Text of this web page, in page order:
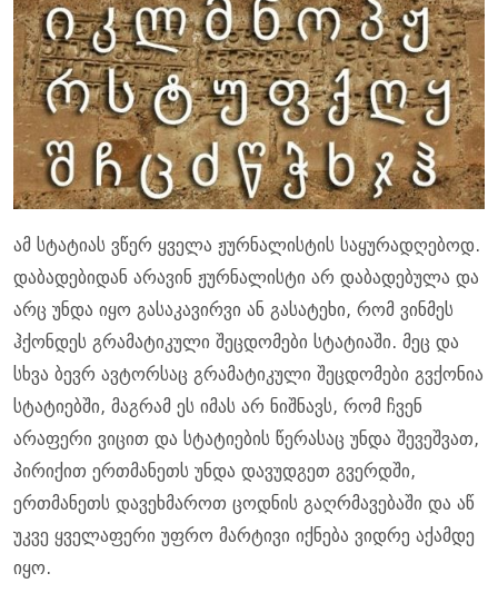
ამ სტატიას ვწერ ყველა ჟურნალისტის საყურადღებოდ.
დაბადებიდან არავინ ჟურნალისტი არ დაბადებულა და
არც უნდა იყო გასაკავირვი ან გასატეხი, რომ ვინმეს
ჰქონდეს გრამატიკული შეცდომები სტატიაში. მეც და
სხვა ბევრ ავტორსაც გრამატიკული შეცდომები გვქონია
სტატიებში, მაგრამ ეს იმას არ ნიშნავს, რომ ჩვენ
არაფერი ვიცით და სტატიების წერასაც უნდა შევეშვათ,
პირიქით ერთმანეთს უნდა დავუდგეთ გვერდში,
ერთმანეთს დავეხმაროთ ცოდნის გაღრმავებაში და აწ
უკვე ყველაფერი უფრო მარტივი იქნება ვიდრე აქამდე
იყო.